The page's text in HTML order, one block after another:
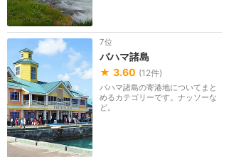
7位
バハマ諸島
★ 3.60 (12件)
バハマ諸島の寄港地についてまと
めるカテゴリーです。ナッソーな
ど。